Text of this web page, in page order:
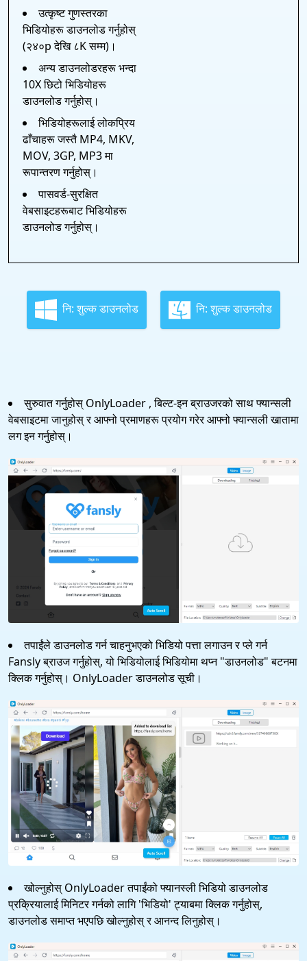
उत्कृष्ट गुणस्तरका
भिडियोहरू डाउनलोड गर्नुहोस्
(२४०p देखि ८K सम्म)।
अन्य डाउनलोडरहरू भन्दा
10X छिटो भिडियोहरू
डाउनलोड गर्नुहोस्।
भिडियोहरूलाई लोकप्रिय
ढाँचाहरू जस्तै MP4, MKV,
MOV, 3GP, MP3 मा
रूपान्तरण गर्नुहोस्।
पासवर्ड-सुरक्षित
वेबसाइटहरूबाट भिडियोहरू
डाउनलोड गर्नुहोस्।
नि: शुल्क डाउनलोड नि: शुल्क डाउनलोड
सुरुवात गर्नुहोस् OnlyLoader , बिल्ट-इन ब्राउजरको साथ फ्यान्सली
वेबसाइटमा जानुहोस् र आफ्नो प्रमाणहरू प्रयोग गरेर आफ्नो फ्यान्सली खातामा
लग इन गर्नुहोस्।
तपाईंले डाउनलोड गर्न चाहनुभएको भिडियो पत्ता लगाउन र प्ले गर्न
Fansly ब्राउज गर्नुहोस्, यो भिडियोलाई भिडियोमा थप्न "डाउनलोड" बटनमा
क्लिक गर्नुहोस्। OnlyLoader डाउनलोड सूची।
खोल्नुहोस् OnlyLoader तपाईंको फ्यानस्ली भिडियो डाउनलोड
प्रक्रियालाई मिनिटर गर्नको लागि 'भिडियो' ट्याबमा क्लिक गर्नुहोस्,
डाउनलोड समाप्त भएपछि खोल्नुहोस् र आनन्द लिनुहोस्।